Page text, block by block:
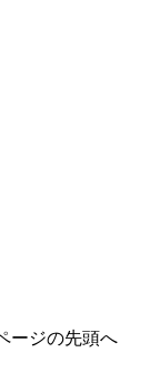
ージの先頭へ